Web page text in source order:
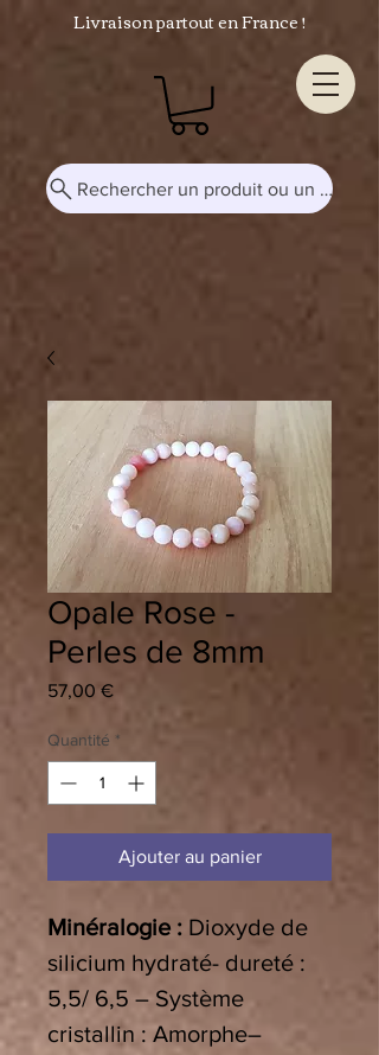
Livraison partout en France !
Rechercher un produit ou un mot-
Opale Rose -
Perles de 8mm
57,00 €Prix
Quantité *
Ajouter au panier
Minéralogie : Dioxyde de
silicium hydraté- dureté :
5,5/ 6,5 – Système
cristallin : Amorphe–